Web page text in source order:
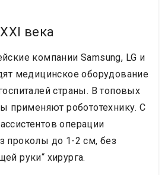
века
компании Samsung, LG и
медицинское оборудование
страны. В топовых
применяют робототехнику. С
операции
проколы до 1-2 см, без
руки“ хирурга.